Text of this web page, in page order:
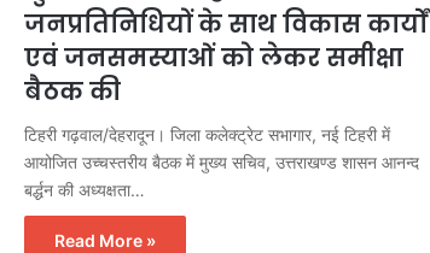
जनप्रतिनिधियों के साथ विकास कार्यों
एवं जनसमस्याओं को लेकर समीक्षा
बैठक की
टिहरी गढ़वाल/देहरादून। जिला कलेक्ट्रेट सभागार, नई टिहरी में
आयोजित उच्चस्तरीय बैठक में मुख्य सचिव, उत्तराखण्ड शासन आनन्द
बर्द्धन की अध्यक्षता…
Read More »